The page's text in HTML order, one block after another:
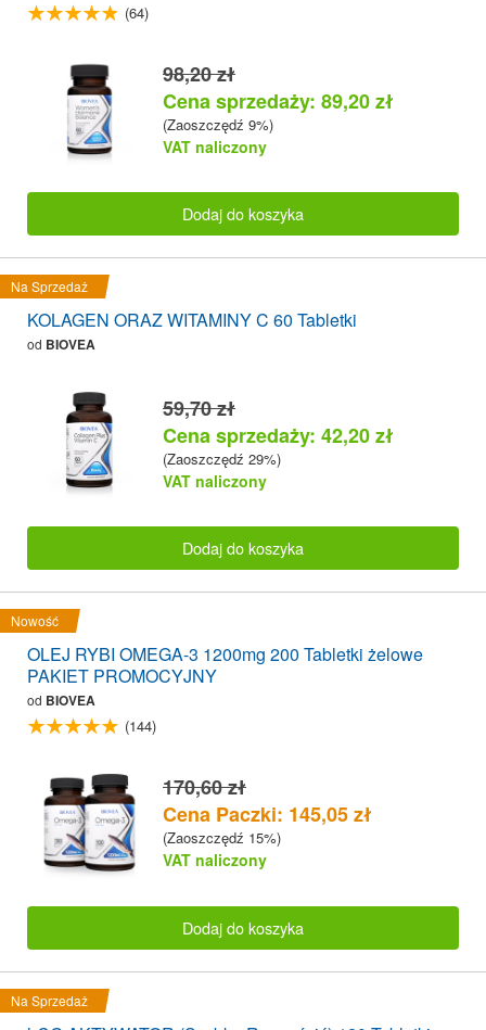
(64)
98,20 zł
Cena sprzedaży: 89,20 zł
(Zaoszczędź 9%)
VAT naliczony
Dodaj do koszyka
Na Sprzedaż
KOLAGEN ORAZ WITAMINY C 60 Tabletki
od BIOVEA
59,70 zł
Cena sprzedaży: 42,20 zł
(Zaoszczędź 29%)
VAT naliczony
Dodaj do koszyka
Nowość
OLEJ RYBI OMEGA-3 1200mg 200 Tabletki żelowe
PAKIET PROMOCYJNY
od BIOVEA
(144)
170,60 zł
Cena Paczki: 145,05 zł
(Zaoszczędź 15%)
VAT naliczony
Dodaj do koszyka
Na Sprzedaż